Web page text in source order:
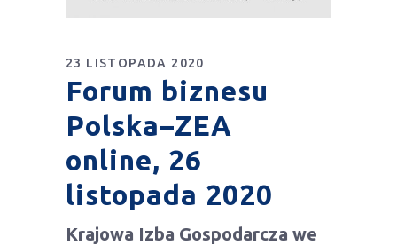
23 LISTOPADA 2020
Forum biznesu
Polska–ZEA
online, 26
listopada 2020
Krajowa Izba Gospodarcza we